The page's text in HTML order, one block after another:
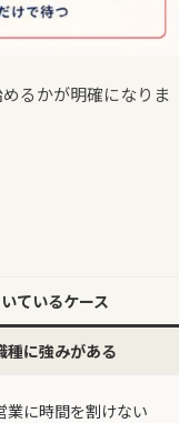
るかが明確になりま
ているケース
種に強みがある
業に時間を割けない